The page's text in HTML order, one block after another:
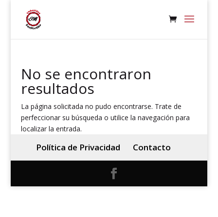
No se encontraron
resultados
La página solicitada no pudo encontrarse. Trate de
perfeccionar su búsqueda o utilice la navegación para
localizar la entrada.
Política de Privacidad Contacto